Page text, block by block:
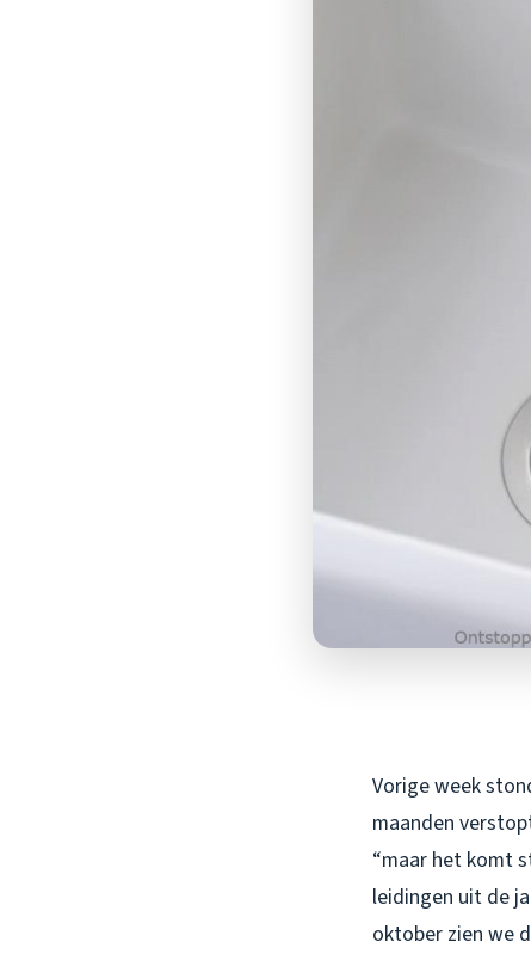
Vorige week
maanden
“maar het komt
leidingen uit de
oktober zien we